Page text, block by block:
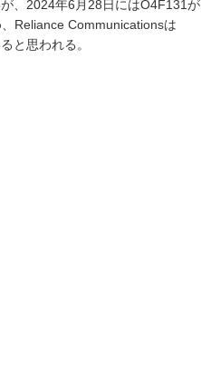
、2024年6月28日にはO4F131が
Reliance Communicationsは
と思われる。